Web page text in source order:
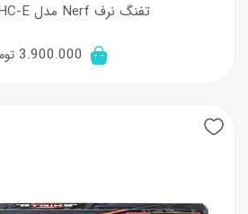
تفنگ نرف Nerf مدل Fortnite HC-E
3.900.000